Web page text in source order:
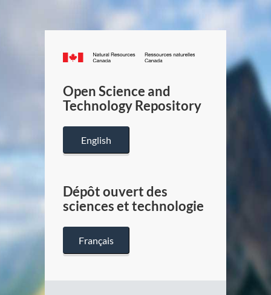
Canada.ca
/
Canada
Open Science and
Technology Repository
English
Dépôt ouvert des
sciences et technologie
Français